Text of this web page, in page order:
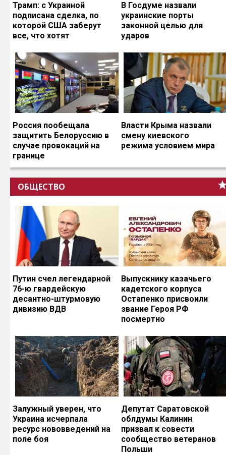
Трамп: с Украиной
подписана сделка, по
которой США заберут
все, что хотят
В Госдуме назвали
украинские порты
законной целью для
ударов
Россия пообещала
защитить Белоруссию в
случае провокаций на
границе
Власти Крыма назвали
смену киевского
режима условием мира
ОБЩЕСТВО
Путин счел легендарной
76-ю гвардейскую
десантно-штурмовую
дивизию ВДВ
Выпускнику казачьего
кадетского корпуса
Остапенко присвоили
звание Героя РФ
посмертно
Залужный уверен, что
Украина исчерпала
ресурс нововведений на
поле боя
Депутат Саратовской
облдумы Калинин
призвал к совести
сообщество ветеранов
Польши